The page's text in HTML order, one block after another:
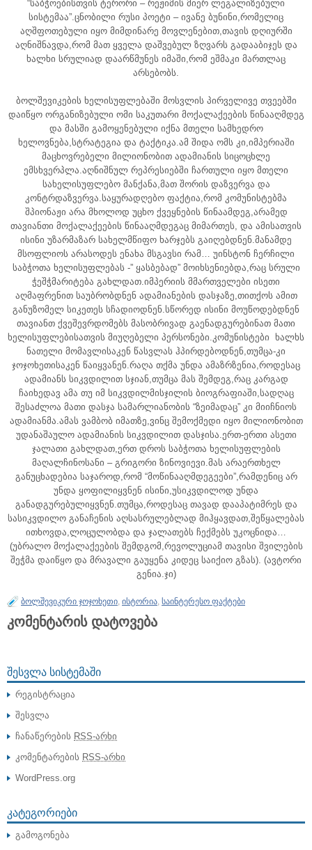
“საბჭოებისთვის ტერორი – რეჟიმის მიერ ლეგალიზებული
სისტემაა”.ცნობილი რუსი პოეტი – ივანე ბუნინი,რომელიც
აღშფოთებული იყო მიმდინარე მოვლენებით,თავის დღიურში
აღნიშნავდა,რომ მათ ყველა დაშვებულ ზღვარს გადააბიჯეს და
ხალხი სრულიად დაარწმუნეს იმაში,რომ ეშმაკი მართლაც
არსებობს.
ბოლშევიკების ხელისუფლებაში მოსვლის პირველივე თვეებში
დაიწყო ორგანიზებული ომი საკუთარი მოქალაქეების წინააღმდეგ
და მასში გამოყენებული იქნა მთელი სამხედრო
ხელოვნება,სტრატეგია და ტაქტიკა.ამ შიდა ომს კი,იმპერიაში
მაცხოვრებელი მილიონობით ადამიანის სიცოცხლე
ემსხვერპლა.აღნიშნულ რეპრესიებში ჩართული იყო მთელი
სახელისუფლებო მანქანა,მათ შორის დაზვერვა და
კონტრდაზვერვა.საყურადღებო ფაქტია,რომ კომუნისტებმა
შპიონაჟი არა მხოლოდ უცხო ქვეყნების წინაამდეგ,არამედ
თავიანთი მოქალაქეების წინააღმდეგაც მიმართეს, და ამისათვის
ისინი უზარმაზარ სახელმწიფო ხარჯებს გაიღებდნენ.მანამდე
მსოფლიოს არასოდეს ენახა მსგავსი რამ… უინსტონ ჩერჩილი
საბჭოთა ხელისუფლებას -” ყასბებად” მოიხსენიებდა,რაც სრული
ჭეშჭმარიტება გახლდათ.იმპერიის მმართველები ისეთი
აღმაფრენით საუბრობდნენ ადამიანების დასჯაზე,თითქოს ამით
განუზომელ სიკეთეს სჩადიოდნენ.სწორედ ისინი მოუწოდებდნენ
თავიანთ ქვეშევრდომებს მასობრივად გაენადგურებინათ მათი
ხელისუფლებისათვის მიუღებელი პერსონები.კომუნისტები ხალხს
ნათელი მომავლისაკენ წასვლას ჰპირდებოდნენ,თუმცა-კი
ჯოჯოხეთისაკენ წაიყვანენ.რაღა თქმა უნდა ამაზრზენია,როდესაც
ადამიანს სიკვდილით სჯიან,თუმცა მას შემდეგ,რაც კარგად
ჩაიხედავ ამა თუ იმ სიკვდილმისჯილის ბიოგრაფიაში,სადღაც
შესაძლოა მათი დასჯა სამარლიანობის “ზეიმადაც” კი მიიჩნიოს
ადამიანმა.ამას ვამბობ იმათზე,ვინც შემოქმედი იყო მილიონობით
უდანაშაულო ადამიანის სიკვდილით დასჯისა.ერთ-ერთი ასეთი
ჯალათი გახლდათ,ერთ დროს საბჭოთა ხელისუფლების
მაღალჩინოსანი – გრიგორი ზინოვიევი.მას არაერთხელ
განუცხადებია საჯაროდ,რომ “მოწინააღმდეგეები”,რამდენიც არ
უნდა ყოფილიყვნენ ისინი,უსიკვდილოდ უნდა
განადგურებულიყვნენ.თუმცა,როდესაც თავად დააპატიმრეს და
სასიკვდილო განაჩენის აღსასრულებლად მიჰყავდათ,შეწყალებას
ითხოვდა,ლოცულობდა და ჯალათებს ჩექმებს უკოცნიდა…
(უბრალო მოქალაქეების შემდგომ,რევოლუციამ თავისი შვილების
შეჭმა დაიწყო და მრავალი გაუყენა კიდეც საიქიო გზას). (ავტორი
გენია.ჯი)
ბოლშევიკური ჯოჯოხეთი, ისტორია, საინტერესო ფაქტები
კომენტარის დატოვება
ᲨᲔᲡᲕᲚᲐ ᲡᲘᲡᲢᲔᲛᲐᲨᲘ
რეგისტრაცია
შესვლა
ჩანაწერების RSS-არხი
კომენტარების RSS-არხი
WordPress.org
ᲙᲐᲢᲔᲒᲝᲠᲘᲔᲑᲘ
გამოგონება